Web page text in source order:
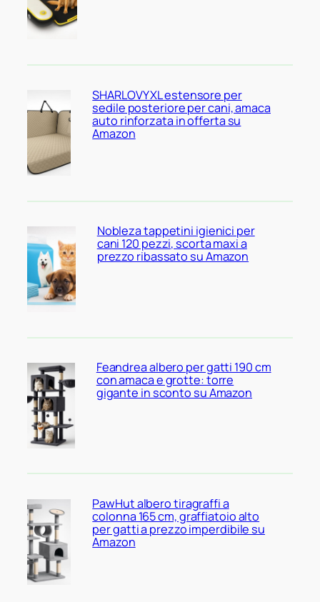
SHARLOVY XL estensore per
sedile posteriore per cani, amaca
auto rinforzata in offerta su
Amazon
Nobleza tappetini igienici per
cani 120 pezzi, scorta maxi a
prezzo ribassato su Amazon
Feandrea albero per gatti 190 cm
con amaca e grotte: torre
gigante in sconto su Amazon
PawHut albero tiragraffi a
colonna 165 cm, graffiatoio alto
per gatti a prezzo imperdibile su
Amazon